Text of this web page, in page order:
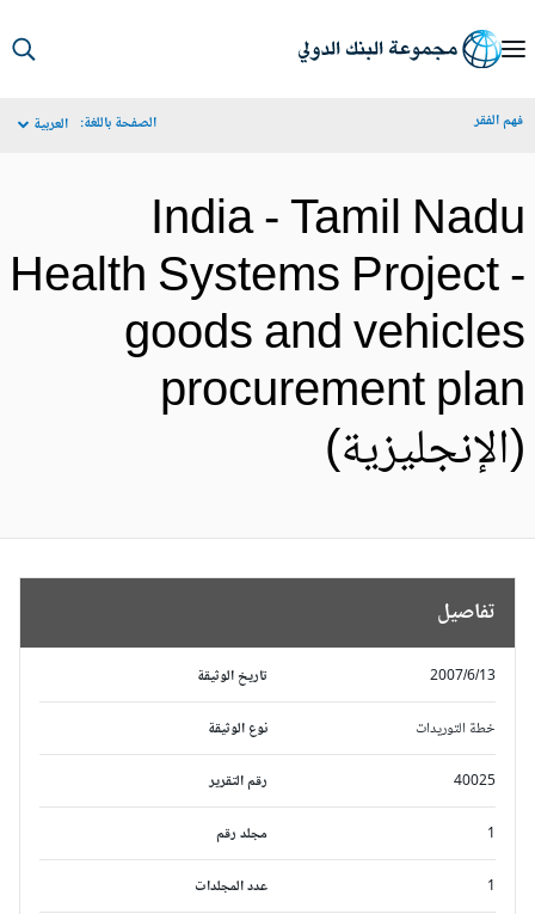
الفقر الصفحة باللغة: العربية
India - Tamil
Health Systems Project
goods and
procurement
تفاصيل
تاريخ الوثيقة 2007/6/13
نوع الوثيقة خطة التوريدات
رقم التقرير 40025
مجلد رقم
عدد المجلدات